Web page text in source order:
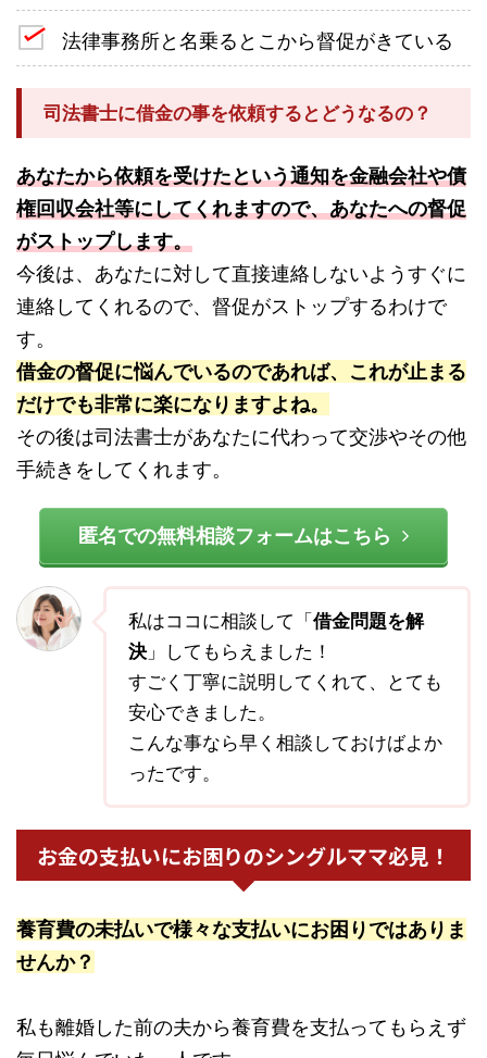
法律事務所と名乗るとこから督促がきている
司法書士に借金の事を依頼するとどうなるの？
あなたから依頼を受けたという通知を金融会社や債
権回収会社等にしてくれますので、あなたへの督促
がストップします。
今後は、あなたに対して直接連絡しないようすぐに
連絡してくれるので、督促がストップするわけで
す。
借金の督促に悩んでいるのであれば、これが止まる
だけでも非常に楽になりますよね。
その後は司法書士があなたに代わって交渉やその他
手続きをしてくれます。
匿名での無料相談フォームはこちら
私はココに相談して「借金問題を解
決」してもらえました！
すごく丁寧に説明してくれて、とても
安心できました。
こんな事なら早く相談しておけばよか
ったです。
お金の支払いにお困りのシングルママ必見！
養育費の未払いで様々な支払いにお困りではありま
せんか？
私も離婚した前の夫から養育費を支払ってもらえず